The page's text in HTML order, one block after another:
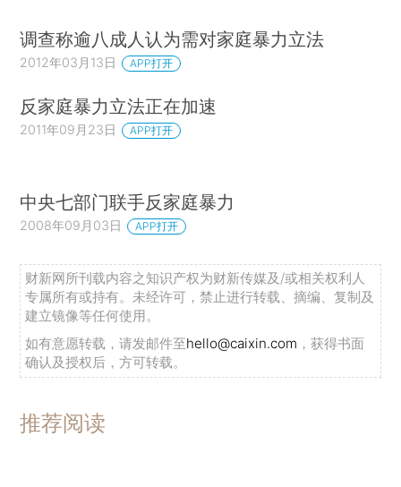
调查称逾八成人认为需对家庭暴力立法
2012年03月13日 APP打开
反家庭暴力立法正在加速
2011年09月23日 APP打开
中央七部门联手反家庭暴力
2008年09月03日 APP打开
财新网所刊载内容之知识产权为财新传媒及/或相关权利人
专属所有或持有。未经许可，禁止进行转载、摘编、复制及
建立镜像等任何使用。
如有意愿转载，请发邮件至hello@caixin.com ，获得书面
确认及授权后，方可转载。
推荐阅读